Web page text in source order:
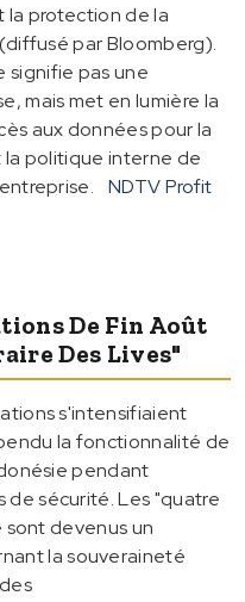
la protection de la
par Bloomberg).
signifie pas une
mais met en lumière la
aux données pour la
la politique interne de
NDTV Profit
De Fin Août
Des Lives"
s'intensifiaient
la fonctionnalité de
pendant
de sécurité. Les "quatre
sont devenus un
la souveraineté